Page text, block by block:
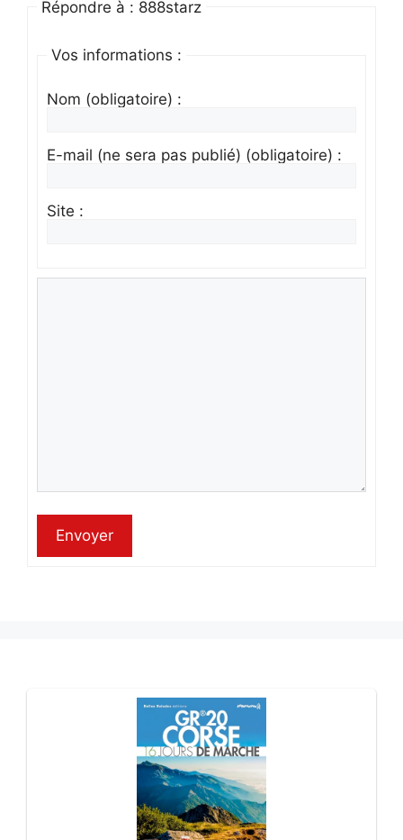
Répondre à : 888starz
Vos informations :
Nom (obligatoire) :
E-mail (ne sera pas publié) (obligatoire) :
Site :
Envoyer